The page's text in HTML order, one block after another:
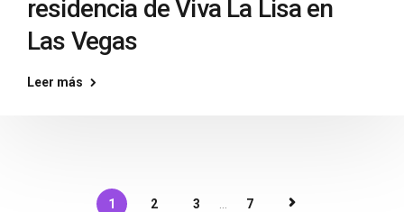
residencia de Viva La Lisa en
Las Vegas
Leer más
1 2 3 7